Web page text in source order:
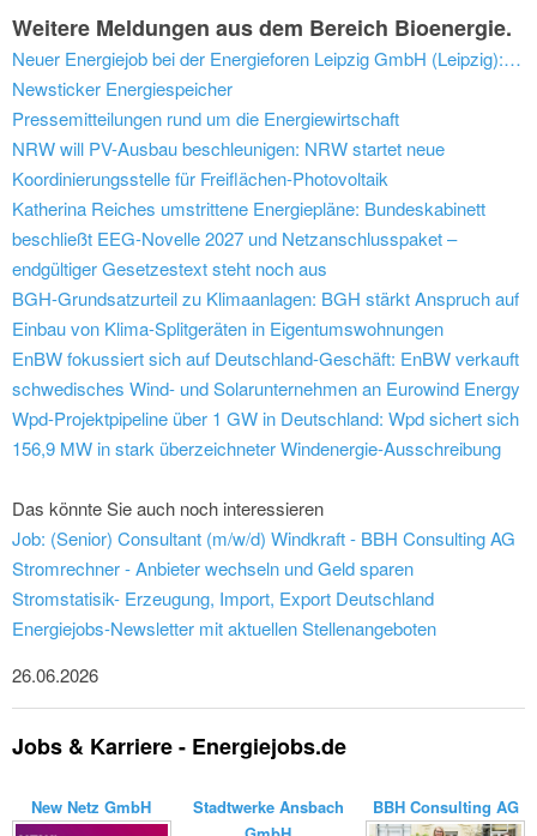
Weitere Meldungen aus dem Bereich Bioenergie.
Neuer Energiejob bei der Energieforen Leipzig GmbH (Leipzig): Projektmanager Digitalisierung & IT (all people)
Newsticker Energiespeicher
Pressemitteilungen rund um die Energiewirtschaft
NRW will PV-Ausbau beschleunigen: NRW startet neue
Koordinierungsstelle für Freiflächen-Photovoltaik
Katherina Reiches umstrittene Energiepläne: Bundeskabinett
beschließt EEG-Novelle 2027 und Netzanschlusspaket –
endgültiger Gesetzestext steht noch aus
BGH-Grundsatzurteil zu Klimaanlagen: BGH stärkt Anspruch auf
Einbau von Klima-Splitgeräten in Eigentumswohnungen
EnBW fokussiert sich auf Deutschland-Geschäft: EnBW verkauft
schwedisches Wind- und Solarunternehmen an Eurowind Energy
Wpd-Projektpipeline über 1 GW in Deutschland: Wpd sichert sich
156,9 MW in stark überzeichneter Windenergie-Ausschreibung
Das könnte Sie auch noch interessieren
Job: (Senior) Consultant (m/w/d) Windkraft - BBH Consulting AG
Stromrechner - Anbieter wechseln und Geld sparen
Stromstatisik- Erzeugung, Import, Export Deutschland
Energiejobs-Newsletter mit aktuellen Stellenangeboten
26.06.2026
Jobs & Karriere - Energiejobs.de
New Netz GmbH
Stadtwerke Ansbach
BBH Consulting AG